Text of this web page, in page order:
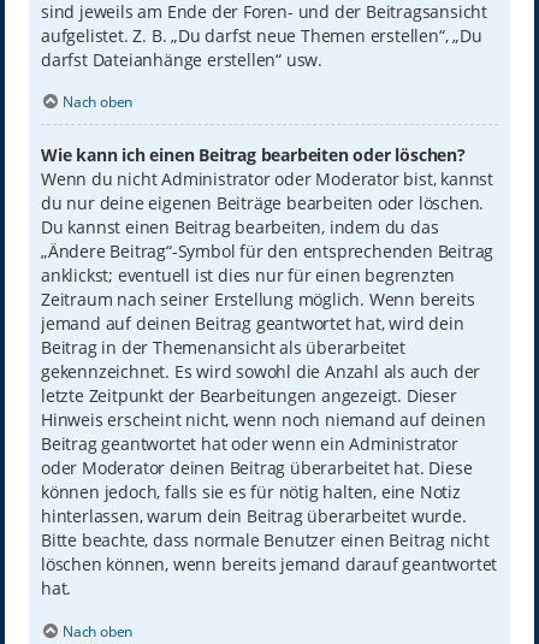
sind jeweils am Ende der Foren- und der Beitragsansicht
aufgelistet. Z. B. „Du darfst neue Themen erstellen“, „Du
darfst Dateianhänge erstellen“ usw.
Nach oben
Wie kann ich einen Beitrag bearbeiten oder löschen?
Wenn du nicht Administrator oder Moderator bist, kannst
du nur deine eigenen Beiträge bearbeiten oder löschen.
Du kannst einen Beitrag bearbeiten, indem du das
„Ändere Beitrag“-Symbol für den entsprechenden Beitrag
anklickst; eventuell ist dies nur für einen begrenzten
Zeitraum nach seiner Erstellung möglich. Wenn bereits
jemand auf deinen Beitrag geantwortet hat, wird dein
Beitrag in der Themenansicht als überarbeitet
gekennzeichnet. Es wird sowohl die Anzahl als auch der
letzte Zeitpunkt der Bearbeitungen angezeigt. Dieser
Hinweis erscheint nicht, wenn noch niemand auf deinen
Beitrag geantwortet hat oder wenn ein Administrator
oder Moderator deinen Beitrag überarbeitet hat. Diese
können jedoch, falls sie es für nötig halten, eine Notiz
hinterlassen, warum dein Beitrag überarbeitet wurde.
Bitte beachte, dass normale Benutzer einen Beitrag nicht
löschen können, wenn bereits jemand darauf geantwortet
hat.
Nach oben